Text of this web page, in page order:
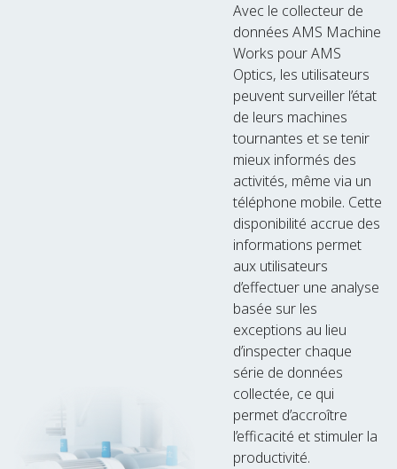
Avec le collecteur de
données AMS Machine
Works pour AMS
Optics, les utilisateurs
peuvent surveiller l’état
de leurs machines
tournantes et se tenir
mieux informés des
activités, même via un
téléphone mobile. Cette
disponibilité accrue des
informations permet
aux utilisateurs
d’effectuer une analyse
basée sur les
exceptions au lieu
d’inspecter chaque
série de données
collectée, ce qui
permet d’accroître
l’efficacité et stimuler la
productivité.